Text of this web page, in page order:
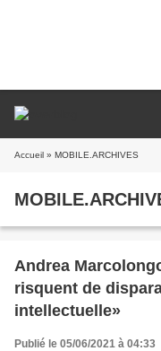
Accueil » MOBILE.ARCHIVES
Andrea
risquent de
intellectuelle»
Publié le 05/06/2021 à 04:33